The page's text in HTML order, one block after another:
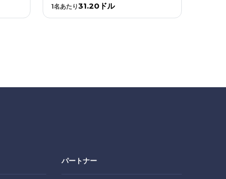
1名あたり31.20ドル
パートナー